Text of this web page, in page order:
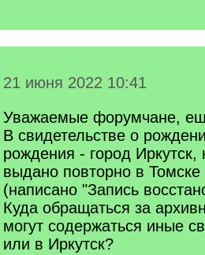
21 июня 2022 10:41
Уважаемые форумчане,
В свидетельстве о
рождения - город Иркутск,
выдано повторно в Томске
(написано "Запись
Куда обращаться за
могут содержаться иные
или в Иркутск?